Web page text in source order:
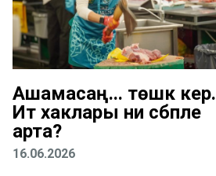
Ашамасаң... төшкә керә.
Ит хаклары ни сәбәпле
арта?
16.06.2026